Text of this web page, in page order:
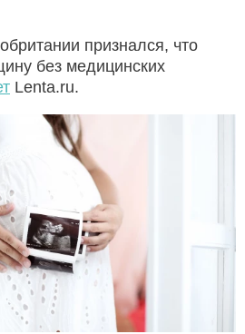
признался, что
без медицинских
Lenta.ru.